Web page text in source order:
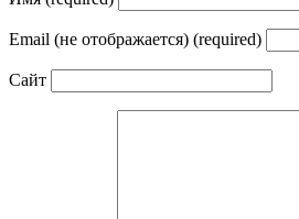
Email (не отображается) (required)
Сайт